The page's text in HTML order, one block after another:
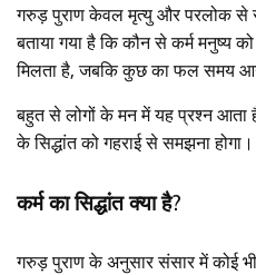
गरुड़ पुराण केवल मृत्यु और परलोक से
बताया गया है कि कौन से कर्म
मिलता है, जबकि कुछ का फल समय आने
बहुत से लोगों के मन में यह प्रश्न आता
के सिद्धांत को गहराई से समझना होगा।
कर्म का सिद्धांत क्या है?
गरुड़ पुराण के अनुसार संसार में कोई